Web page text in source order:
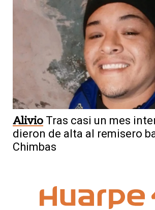
Alivio Tras casi un mes
dieron de alta al remisero
Chimbas